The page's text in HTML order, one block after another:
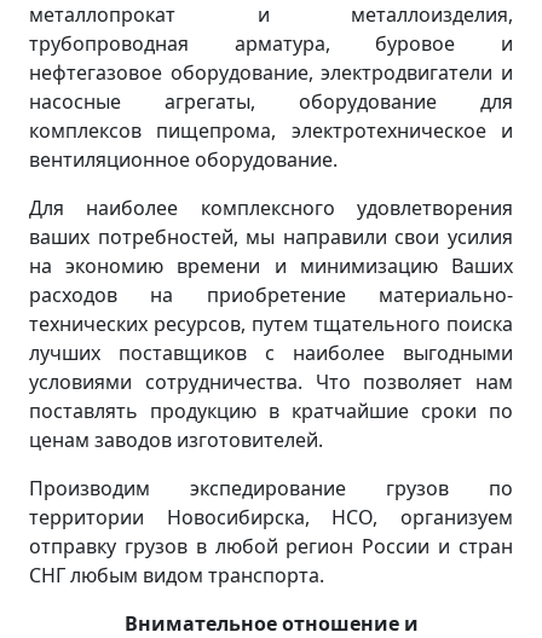
металлопрокат и металлоизделия,
трубопроводная арматура, буровое и
нефтегазовое оборудование, электродвигатели и
насосные агрегаты, оборудование для
комплексов пищепрома, электротехническое и
вентиляционное оборудование.
Для наиболее комплексного удовлетворения
ваших потребностей, мы направили свои усилия
на экономию времени и минимизацию Ваших
расходов на приобретение материально-
технических ресурсов, путем тщательного поиска
лучших поставщиков с наиболее выгодными
условиями сотрудничества. Что позволяет нам
поставлять продукцию в кратчайшие сроки по
ценам заводов изготовителей.
Производим экспедирование грузов по
территории Новосибирска, НСО, организуем
отправку грузов в любой регион России и стран
СНГ любым видом транспорта.
Внимательное отношение и